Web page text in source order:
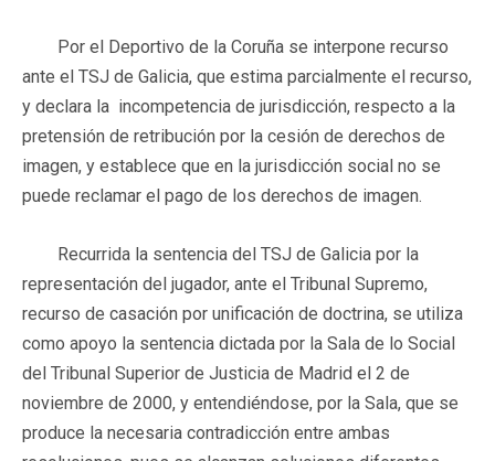
Por el Deportivo de la Coruña se interpone recurso
ante el TSJ de Galicia, que estima parcialmente el recurso,
y declara la incompetencia de jurisdicción, respecto a la
pretensión de retribución por la cesión de derechos de
imagen, y establece que en la jurisdicción social no se
puede reclamar el pago de los derechos de imagen.
Recurrida la sentencia del TSJ de Galicia por la
representación del jugador, ante el Tribunal Supremo,
recurso de casación por unificación de doctrina, se utiliza
como apoyo la sentencia dictada por la Sala de lo Social
del Tribunal Superior de Justicia de Madrid el 2 de
noviembre de 2000, y entendiéndose, por la Sala, que se
produce la necesaria contradicción entre ambas